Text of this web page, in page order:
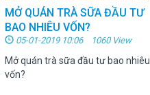
MỞ QUÁN TRÀ SỮA ĐẦU TƯ
BAO NHIÊU VỐN?
05-01-2019 10:06 1060 View
Mở quán trà sữa đầu tư bao nhiêu
vốn?